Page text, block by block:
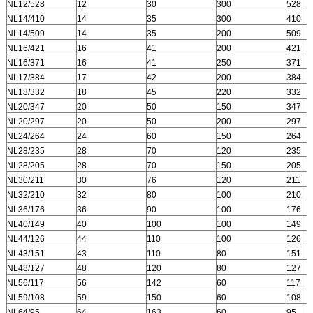
NL12/528
12 30 300
528
NL14/410
14 35 300
410
NL14/509
14 35 200
509
NL16/421
16 41 200
421
NL16/371
16 41 250
371
NL17/384
17 42 200
384
NL18/332
18 45 220
332
NL20/347
20 50 150
347
NL20/297
20 50 200
297
NL24/264
24 60 150
264
NL28/235
28 70 120
235
NL28/205
28 70 150
205
NL30/211
30 76 120
211
NL32/210
32 80 100
210
NL36/176
36 90 100
176
NL40/149
40 100 100
149
NL44/126
44 110 100
126
NL43/151
43 110 80
151
NL48/127
48 120 80
127
NL56/117
56 142 60
117
NL59/108
59 150 60
108